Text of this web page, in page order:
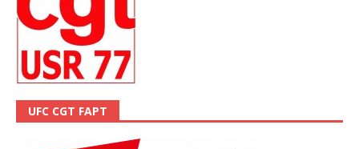
UFC CGT FAPT